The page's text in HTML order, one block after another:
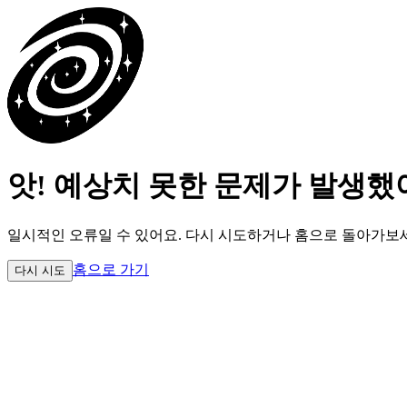
앗! 예상치 못한 문제가 발생했
일시적인 오류일 수 있어요. 다시 시도하거나 홈으로 돌아가보
다시 시도 홈으로 가기